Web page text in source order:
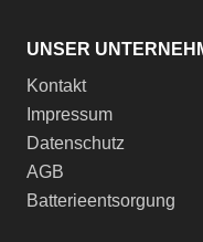
UNSER
Kontakt
Impressum
Datenschutz
AGB
Batterieentsorgung